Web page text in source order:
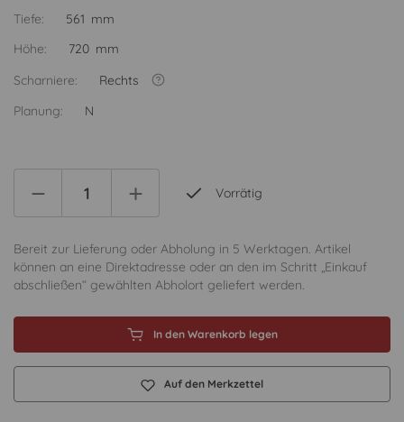
Tiefe:
561 mm
Höhe:
720 mm
Scharniere:
Rechts
Planung:
N
Vorrätig
Bereit zur Lieferung oder Abholung in 5 Werktagen. Artikel
können an eine Direktadresse oder an den im Schritt „Einkauf
abschließen“ gewählten Abholort geliefert werden.
In den Warenkorb legen
Auf den Merkzettel